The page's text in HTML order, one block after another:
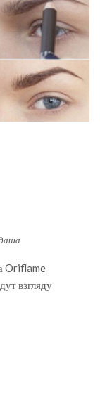
Oriflame
взгляду